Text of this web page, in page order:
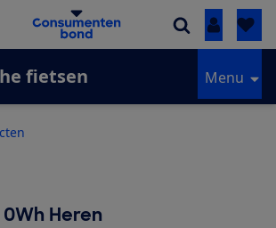
Inloggen
fietsen Menu
0Wh Heren